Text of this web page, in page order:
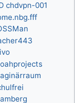
chdvpn-001